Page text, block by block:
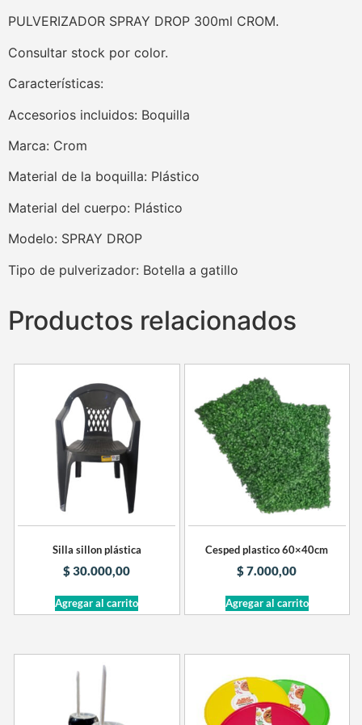
PULVERIZADOR SPRAY DROP 300ml CROM.
Consultar stock por color.
Características:
Accesorios incluidos: Boquilla
Marca: Crom
Material de la boquilla: Plástico
Material del cuerpo: Plástico
Modelo: SPRAY DROP
Tipo de pulverizador: Botella a gatillo
Productos relacionados
Silla sillon plástica
$30.000,00
Agregar al carrito
Cesped plastico 60×40cm
$7.000,00
Agregar al carrito